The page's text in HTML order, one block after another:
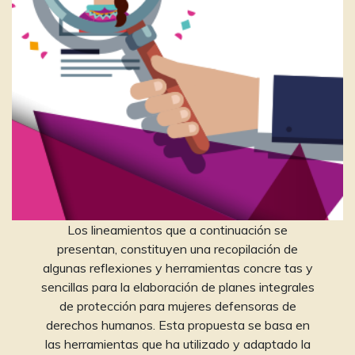
Los lineamientos que a continuación se
presentan, constituyen una recopilación de
algunas reflexiones y herramientas concre tas y
sencillas para la elaboración de planes integrales
de protección para mujeres defensoras de
derechos humanos. Esta propuesta se basa en
las herramientas que ha utilizado y adaptado la